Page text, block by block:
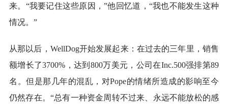
来。“我要记住这些原因，”他回忆道，“我也不能发生这种
情况。”
从那以后，WellDog开始发展起来：在过去的三年里，销售
额增长了3700%，达到800万美元，公司在Inc.500强排第89
名。但是那几年的混乱，对Pope的情绪所造成的影响至今
仍然存在。“总有一种资金周转不过来、永远不能放松的感